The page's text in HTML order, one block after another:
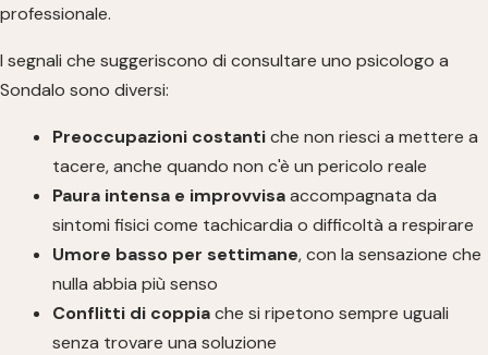
professionale.
I segnali che suggeriscono di consultare uno psicologo a
Sondalo sono diversi:
Preoccupazioni costantiche non riesci a mettere a
tacere, anche quando non c'è un pericolo reale
Paura intensa e improvvisaaccompagnata da
sintomi fisici come tachicardia o difficoltà a respirare
Umore basso per settimane, con la sensazione che
nulla abbia più senso
Conflitti di coppiache si ripetono sempre uguali
senza trovare una soluzione